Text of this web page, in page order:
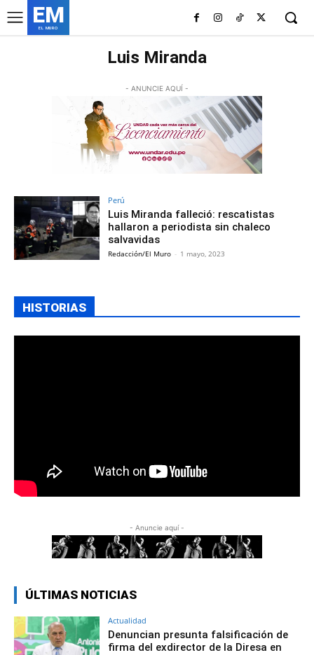
EM
EL MURO
Luis Miranda
- ANUNCIE AQUÍ -
Perú
Luis Miranda falleció: rescatistas
hallaron a periodista sin chaleco
salvavidas
Redacción/El Muro - 1 mayo, 2023
HISTORIAS
- Anuncie aquí -
ÚLTIMAS NOTICIAS
Actualidad
Denuncian presunta falsificación de
firma del exdirector de la Diresa en